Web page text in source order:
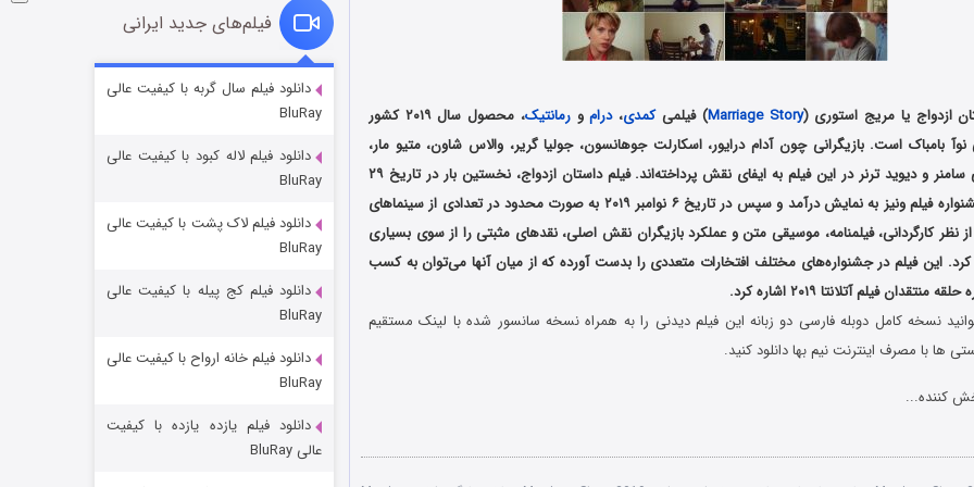
ازدواج یا مریج استوری (Marriage Story) فیلمیکمدی،درامورمانتیک
، محصول سال ۲۰۱۹ کشور
نوآ بامباک است. بازیگرانی چون آدام درایور، اسکارلت جوهانسون، جولیا گریر، والاس شاون، متیو مار،
اریک بریمن، میکی سامنر و دیوید ترنر در این فیلم به ایفای نقش پرداخته‌اند. فیلم داستان ازدواج، نخستین بار در تاریخ ۲۹
آگوست ۲۰۱۹ در جشنواره فیلم ونیز به نمایش درآمد و سپس در تاریخ ۶ نوامبر ۲۰۱۹ به صورت محدود در تعدادی از سینماهای
نظر کارگردانی، فیلمنامه، موسیقی متن و عملکرد بازیگران نقش اصلی، نقدهای مثبتی را از سوی بسیاری
کرد. این فیلم در جشنواره‌های مختلف افتخارات متعددی را بدست آورده که از میان آنها می‌توان به کسب
فیلم آتلانتا ۲۰۱۹ اشاره کرد.
نسخه کامل دوبله فارسی دو زبانه این فیلم دیدنی را به همراه نسخه سانسور شده با لینک مستقیم
ها با مصرف اینترنت نیم بها دانلود کنید.
کننده...
فروشگاهی برای قاتلان فصل ۲
قسمت
شوهر
فیلم‌های جدید ایرانی
دانلود فیلم سال گربه با کیفیت عالی
BluRay
دانلود فیلم لاله کبود با کیفیت عالی
BluRay
دانلود فیلم لاک پشت با کیفیت عالی
BluRay
دانلود فیلم کج‌ پیله با کیفیت عالی
BluRay
دانلود فیلم خانه ارواح با کیفیت عالی
BluRay
دانلود فیلم یازده یازده با کیفیت
عالی BluRay